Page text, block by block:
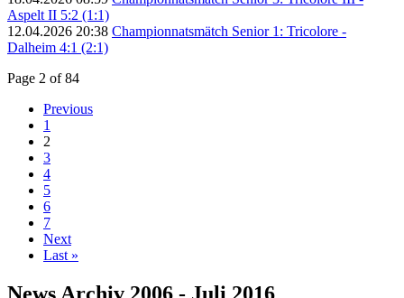
Aspelt II 5:2 (1:1)
12.04.2026 20:38 Championnatsmätch Senior 1: Tricolore -
Dalheim 4:1 (2:1)
Page 2 of 84
Previous
1
2
3
4
5
6
7
Next
Last »
News Archiv 2006 - Juli 2016